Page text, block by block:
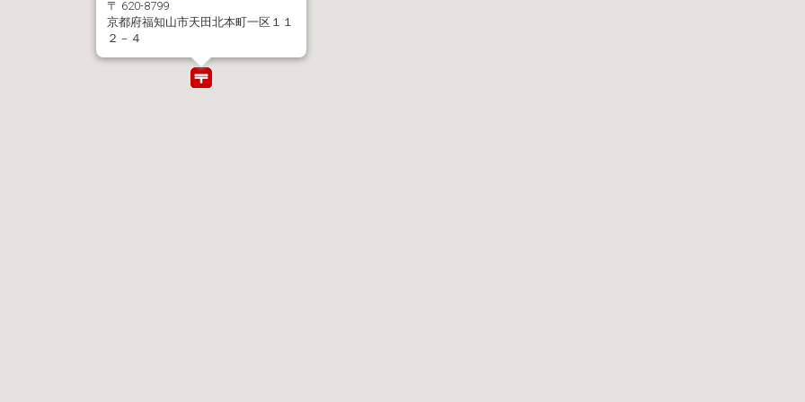
〒 620-8799
京都府福知山市天田北本町一区１１
２－４